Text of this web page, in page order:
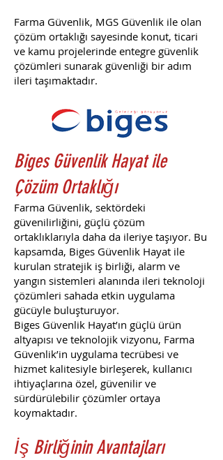
Farma Güvenlik, MGS Güvenlik ile olan
çözüm ortaklığı sayesinde konut, ticari
ve kamu projelerinde entegre güvenlik
çözümleri sunarak güvenliği bir adım
ileri taşımaktadır.
Biges Güvenlik Hayat ile
Çözüm Ortaklığı
Farma Güvenlik, sektördeki
güvenilirliğini, güçlü çözüm
ortaklıklarıyla daha da ileriye taşıyor. Bu
kapsamda, Biges Güvenlik Hayat ile
kurulan stratejik iş birliği, alarm ve
yangın sistemleri alanında ileri teknoloji
çözümleri sahada etkin uygulama
gücüyle buluşturuyor.
Biges Güvenlik Hayat’ın güçlü ürün
altyapısı ve teknolojik vizyonu, Farma
Güvenlik’in uygulama tecrübesi ve
hizmet kalitesiyle birleşerek, kullanıcı
ihtiyaçlarına özel, güvenilir ve
sürdürülebilir çözümler ortaya
koymaktadır.
İş Birliğinin Avantajları